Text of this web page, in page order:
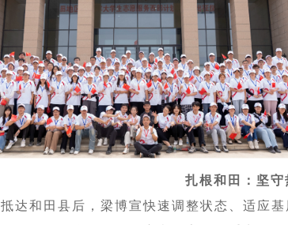
扎根和田：坚
抵达和田县后，梁博宣快速调整状态、适应